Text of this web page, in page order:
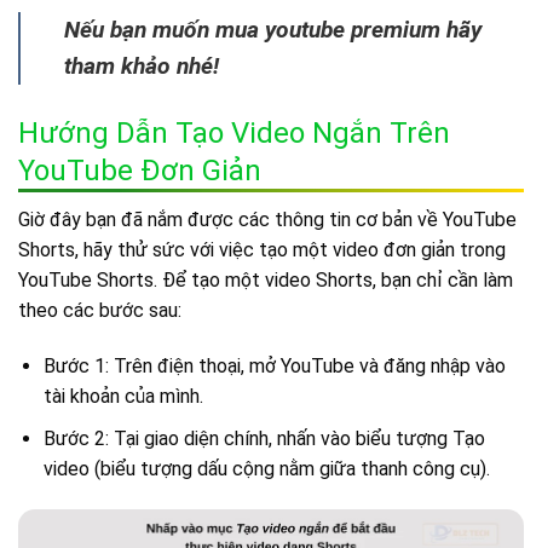
Nếu bạn muốn mua youtube premium hãy
tham khảo nhé!
Hướng Dẫn Tạo Video Ngắn Trên
YouTube Đơn Giản
Giờ đây bạn đã nắm được các thông tin cơ bản về YouTube
Shorts, hãy thử sức với việc tạo một video đơn giản trong
YouTube Shorts. Để tạo một video Shorts, bạn chỉ cần làm
theo các bước sau:
Bước 1: Trên điện thoại, mở YouTube và đăng nhập vào
tài khoản của mình.
Bước 2: Tại giao diện chính, nhấn vào biểu tượng Tạo
video (biểu tượng dấu cộng nằm giữa thanh công cụ).